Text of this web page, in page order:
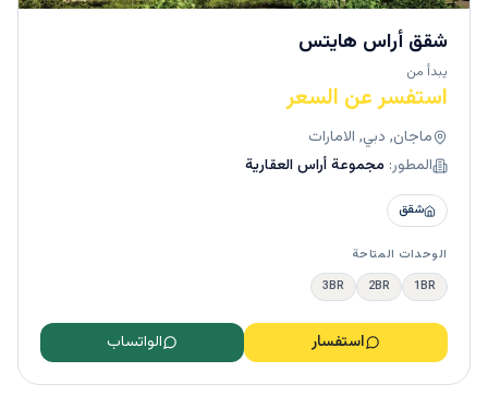
شقق أراس هايتس
يبدأ من
استفسر عن السعر
ماجان, دبي, الامارات
المطور: مجموعة أراس العقارية
شقق
الوحدات المتاحة
1BR
2BR
3BR
استفسار الواتساب